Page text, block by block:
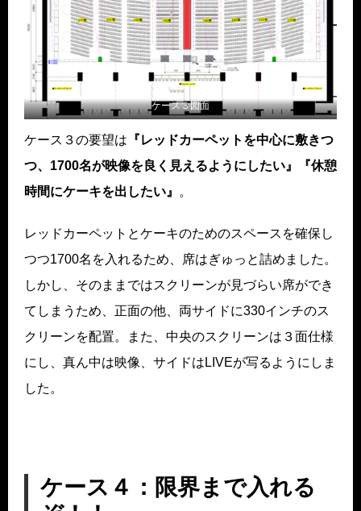
ケース３図面
ケース３の要望は 『レッドカーペットを中心に敷きつ
つ、1700名が映像を良く見えるようにしたい』『休憩
時間にケーキを出したい』
。
レッドカーペットとケーキのためのスペースを確保し
つつ1700名を入れるため、席はぎゅっと詰めました。
しかし、そのままではスクリーンが見づらい席ができ
てしまうため、正面の他、両サイドに330インチのス
クリーンを配置。また、中央のスクリーンは３面仕様
にし、真ん中は映像、サイドはLIVEが写るようにしま
した。
ケース４：限界まで入れる